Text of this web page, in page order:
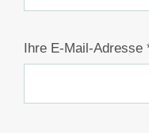
Ihre E-Mail-Adresse